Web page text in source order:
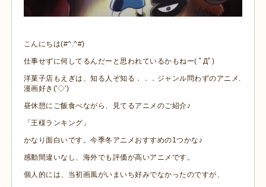
こんにちは(#^.^#)
仕事せずに何してるんだーと思われているかもねー( ﾟДﾟ)
洋菓子店もえぎは、知る人ぞ知る．．．ジャンル問わずのアニメ.
漫画好き('◇')ゞ
昼休憩にご飯食べながら、見てるアニメのご紹介♪
「王様ランキング」
かなり面白いです。今季冬アニメおすすめの1つかな♪
感動間違いなし、海外でも評価が高いアニメです。
個人的には、当初画風がいまいち好みでなかったのですが、